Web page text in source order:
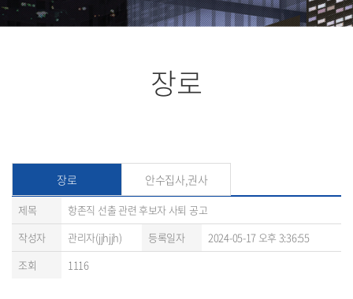
장로
장로 안수집사,권사
제목
항존직 선출 관련 후보자 사퇴 공고
작성자
관리자(jjhjjh) 등록일자
2024-05-17 오후 3:36:55
조회
1116